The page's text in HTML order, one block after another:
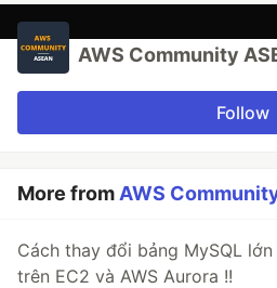
AWS Community
Follow
More from AWS
Cách thay đổi bảng MySQL
trên EC2 và AWS Aurora !!